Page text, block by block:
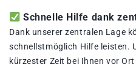
Schnelle Hilfe dank
Dank unserer zentralen Lage
schnellstmöglich Hilfe leisten.
kürzester Zeit bei Ihnen vor